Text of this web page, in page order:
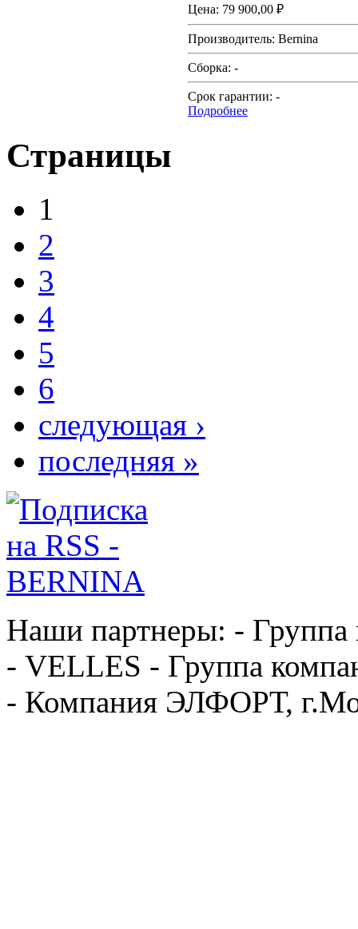
Цена: 79 900,00 ₽
Производитель: Bernina
Сборка: -
Срок гарантии: -
Подробнее
Страницы
1
2
3
4
5
6
следующая ›
последняя »
Наши партнеры: -
- VELLES - Группа
- Компания ЭЛФОРТ,